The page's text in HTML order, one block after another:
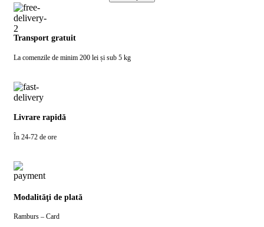
Transport gratuit
La comenzile de minim 200 lei și sub 5 kg
Livrare rapidă
În 24-72 de ore
Modalităţi de plată
Ramburs – Card